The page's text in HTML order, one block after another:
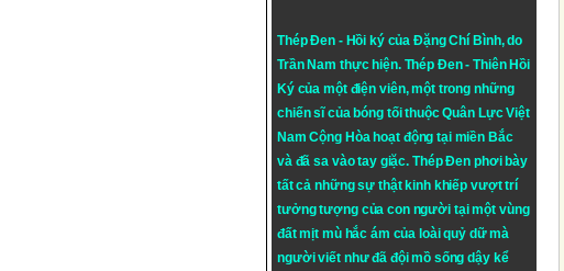
Thép Đen - Hồi ký của Đặng Chí Bình, do
Trần Nam thực hiện. Thép Đen- Thiên Hồi
Ký của một điện viên, một trong những
chiến sĩ của bóng tối thuộc Quân Lực Việt
Nam Cộng Hòa hoạt động tại miền Bắc
và đã sa vào tay giặc. Thép Đen phơi bày
tất cả những sự thật kinh khiếp vượt trí
tưởng tượng của con người tại một vùng
đất mịt mù hắc ám của loài quỷ dữ mà
người viết như đã đội mồ sống dậy kể